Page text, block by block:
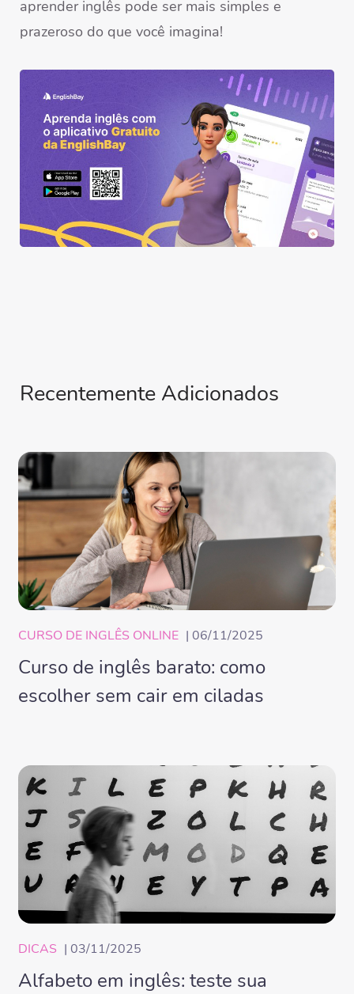
aprender inglês pode ser mais simples e
prazeroso do que você imagina!
Recentemente Adicionados
CURSO DE INGLÊS ONLINE | 06/11/2025
Curso de inglês barato: como
escolher sem cair em ciladas
DICAS | 03/11/2025
Alfabeto em inglês: teste sua